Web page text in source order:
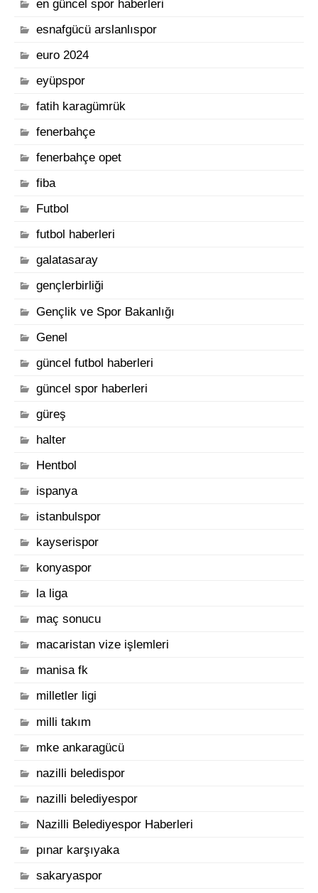
en güncel spor haberleri
esnafgücü arslanlıspor
euro 2024
eyüpspor
fatih karagümrük
fenerbahçe
fenerbahçe opet
fiba
Futbol
futbol haberleri
galatasaray
gençlerbirliği
Gençlik ve Spor Bakanlığı
Genel
güncel futbol haberleri
güncel spor haberleri
güreş
halter
Hentbol
ispanya
istanbulspor
kayserispor
konyaspor
la liga
maç sonucu
macaristan vize işlemleri
manisa fk
milletler ligi
milli takım
mke ankaragücü
nazilli beledispor
nazilli belediyespor
Nazilli Belediyespor Haberleri
pınar karşıyaka
sakaryaspor